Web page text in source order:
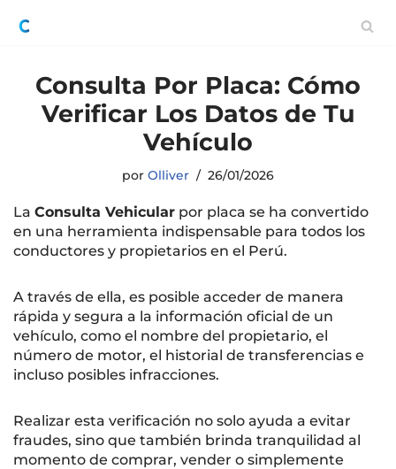
contenido
Consulta Por Placa: Cómo
Verificar Los Datos de Tu
Vehículo
por Olliver 26/01/2026
La Consulta Vehicular por placa se ha convertido
en una herramienta indispensable para todos los
conductores y propietarios en el Perú.
A través de ella, es posible acceder de manera
rápida y segura a la información oficial de un
vehículo, como el nombre del propietario, el
número de motor, el historial de transferencias e
incluso posibles infracciones.
Realizar esta verificación no solo ayuda a evitar
fraudes, sino que también brinda tranquilidad al
momento de comprar, vender o simplemente